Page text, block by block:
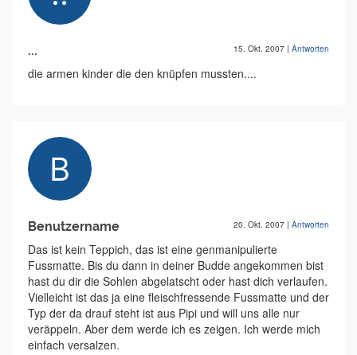
... 15. Okt. 2007 | Antworten
die armen kinder die den knüpfen mussten....
Benutzername 20. Okt. 2007 | Antworten
Das ist kein Teppich, das ist eine genmanipulierte
Fussmatte. Bis du dann in deiner Budde angekommen bist
hast du dir die Sohlen abgelatscht oder hast dich verlaufen.
Vielleicht ist das ja eine fleischfressende Fussmatte und der
Typ der da drauf steht ist aus Pipi und will uns alle nur
veräppeln. Aber dem werde ich es zeigen. Ich werde mich
einfach versalzen.